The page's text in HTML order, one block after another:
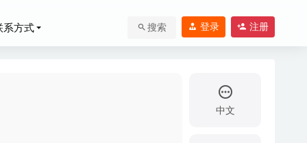
方式 搜索 登录 注册
中文